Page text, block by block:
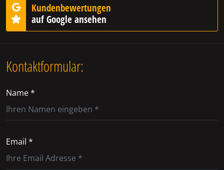
Kundenbewertungen
auf Google ansehen
Kontaktformular:
Name *
Email *